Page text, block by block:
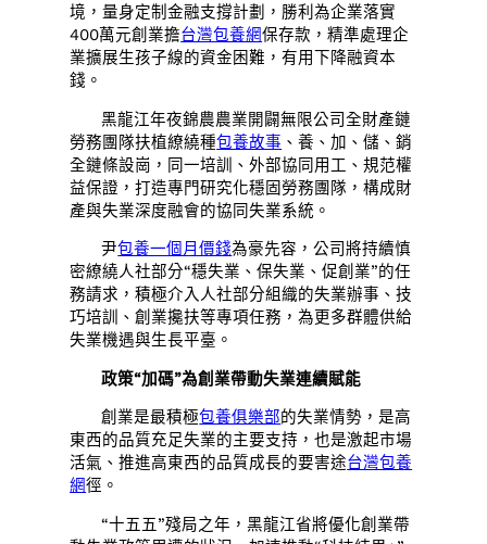
境，量身定制金融支撐計劃，勝利為企業落實
400萬元創業擔台灣包養網保存款，精準處理企
業擴展生孩子線的資金困難，有用下降融資本
錢。
黑龍江年夜錦農農業開闢無限公司全財產鏈
勞務團隊扶植繚繞種包養故事 、養、加、儲、銷
全鏈條設崗，同一培訓、外部協同用工、規范權
益保證，打造專門研究化穩固勞務團隊，構成財
產與失業深度融會的協同失業系統。
尹包養一個月價錢為豪先容，公司將持續慎
密繚繞人社部分“穩失業、保失業、促創業”的任
務請求，積極介入人社部分組織的失業辦事、技
巧培訓、創業攙扶等專項任務，為更多群體供給
失業機遇與生長平臺。
政策“加碼”為創業帶動失業連續賦能
創業是最積極包養俱樂部的失業情勢，是高
東西的品質充足失業的主要支持，也是激起市場
活氣、推進高東西的品質成長的要害途台灣包養
網徑。
“十五五”殘局之年，黑龍江省將優化創業帶